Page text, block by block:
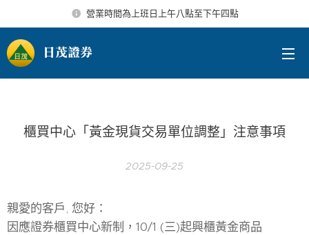
營業時間為上班日上午八點至下午四點
日茂證券
櫃買中心「黃金現貨交易單位調整」注意事項
2025-09-25
親愛的客戶, 您好：
因應證券櫃買中心新制，10/1 (三)起興櫃黃金商品